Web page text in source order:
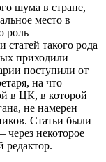
шума в стране,
место в
роль
такого рода
приходили
поступили от
на что
в ЦК, в которой
не намерен
Статьи были
через некоторое
редактор.